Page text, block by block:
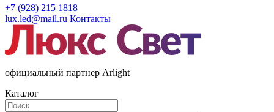
+7 (928) 215 1818
lux.led@mail.ru Контакты
официальный партнер Arlight
Каталог